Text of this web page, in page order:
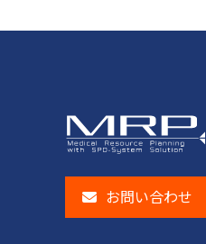
お問い合わせ